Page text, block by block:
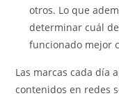
otros. Lo que
determinar cuál
funcionado mejor
Las marcas cada día
contenidos en redes